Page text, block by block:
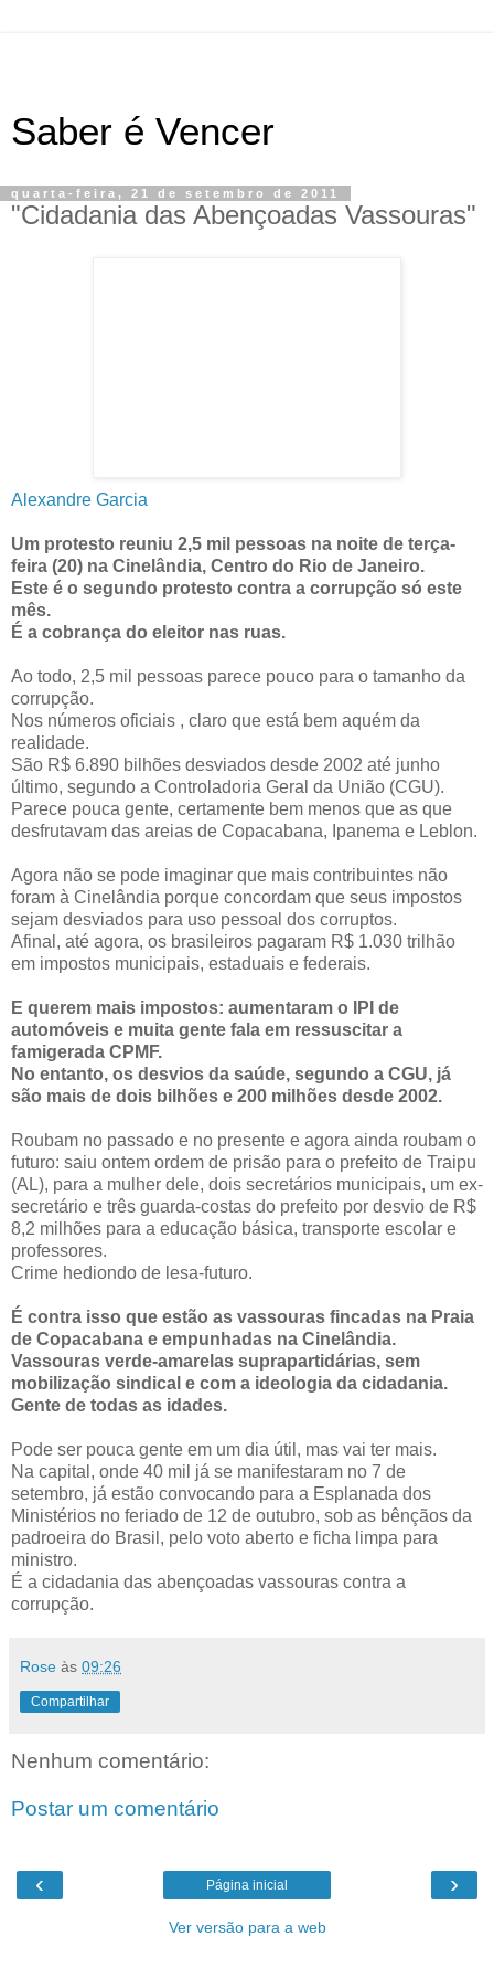
Saber é Vencer
quarta-feira, 21 de setembro de 2011
"Cidadania das Abençoadas Vassouras"
Alexandre Garcia
Um protesto reuniu 2,5 mil pessoas na noite de terça-
feira (20) na Cinelândia, Centro do Rio de Janeiro.
Este é o segundo protesto contra a corrupção só este
mês.
É a cobrança do eleitor nas ruas.
Ao todo, 2,5 mil pessoas parece pouco para o tamanho da
corrupção.
Nos números oficiais , claro que está bem aquém da
realidade.
São R$ 6.890 bilhões desviados desde 2002 até junho
último, segundo a Controladoria Geral da União (CGU).
Parece pouca gente, certamente bem menos que as que
desfrutavam das areias de Copacabana, Ipanema e Leblon.
Agora não se pode imaginar que mais contribuintes não
foram à Cinelândia porque concordam que seus impostos
sejam desviados para uso pessoal dos corruptos.
Afinal, até agora, os brasileiros pagaram R$ 1.030 trilhão
em impostos municipais, estaduais e federais.
E querem mais impostos: aumentaram o IPI de
automóveis e muita gente fala em ressuscitar a
famigerada CPMF.
No entanto, os desvios da saúde, segundo a CGU, já
são mais de dois bilhões e 200 milhões desde 2002.
Roubam no passado e no presente e agora ainda roubam o
futuro: saiu ontem ordem de prisão para o prefeito de Traipu
(AL), para a mulher dele, dois secretários municipais, um ex-
secretário e três guarda-costas do prefeito por desvio de R$
8,2 milhões para a educação básica, transporte escolar e
professores.
Crime hediondo de lesa-futuro.
É contra isso que estão as vassouras fincadas na Praia
de Copacabana e empunhadas na Cinelândia.
Vassouras verde-amarelas suprapartidárias, sem
mobilização sindical e com a ideologia da cidadania.
Gente de todas as idades.
Pode ser pouca gente em um dia útil, mas vai ter mais.
Na capital, onde 40 mil já se manifestaram no 7 de
setembro, já estão convocando para a Esplanada dos
Ministérios no feriado de 12 de outubro, sob as bênçãos da
padroeira do Brasil, pelo voto aberto e ficha limpa para
ministro.
É a cidadania das abençoadas vassouras contra a
corrupção.
Rose às 09:26
Compartilhar
Nenhum comentário:
Postar um comentário
‹ ›
Página inicial
Ver versão para a web